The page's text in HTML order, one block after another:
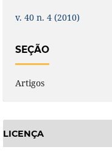
v. 40 n. 4 (2010)
SEÇÃO
Artigos
LICENÇA